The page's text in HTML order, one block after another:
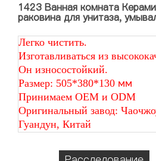
1423 Ванная комната
раковина для унитаза,
Легко чистить.
Изготавливаться из
Он износостойкий.
Размер: 505*380*130 мм
Принимаем OEM и ODM
Оригинальный завод:
Гуандун, Китай